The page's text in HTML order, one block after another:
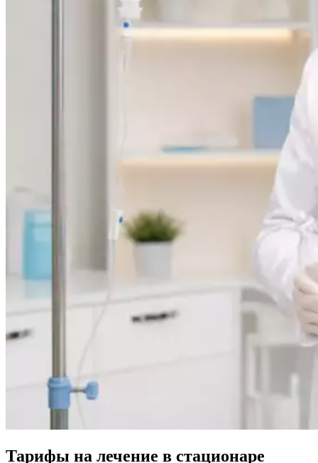
Тарифы на лечение в стационаре